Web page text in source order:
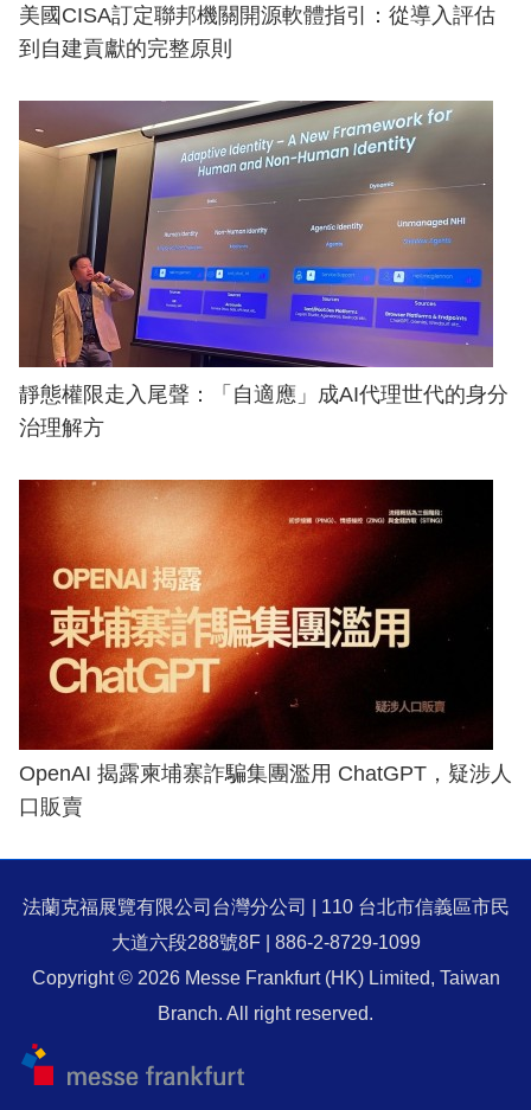
美國CISA訂定聯邦機關開源軟體指引：從導入評估
到自建貢獻的完整原則
靜態權限走入尾聲：「自適應」成AI代理世代的身分
治理解方
OpenAI 揭露柬埔寨詐騙集團濫用 ChatGPT，疑涉人
口販賣
法蘭克福展覽有限公司台灣分公司 | 110 台北市信義區市民
大道六段288號8F | 886-2-8729-1099
Copyright © 2026 Messe Frankfurt (HK) Limited, Taiwan
Branch. All right reserved.